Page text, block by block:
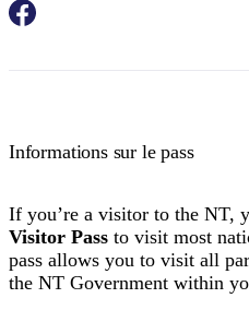
Informations sur le pass
If you’re a visitor to the NT,
Visitor Pass to visit most
pass allows you to visit all
the NT Government within